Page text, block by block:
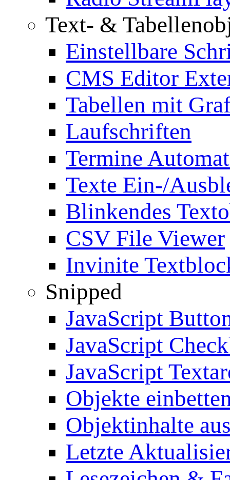
Text- &
Einstellbare
CMS Editor
Tabellen mit
Laufschriften
Termine
Texte Ein-/
Blinkendes
CSV File Viewer
Invinite
Snipped
JavaScript
JavaScript
JavaScript
Objekte
Objektinhalte
Letzte